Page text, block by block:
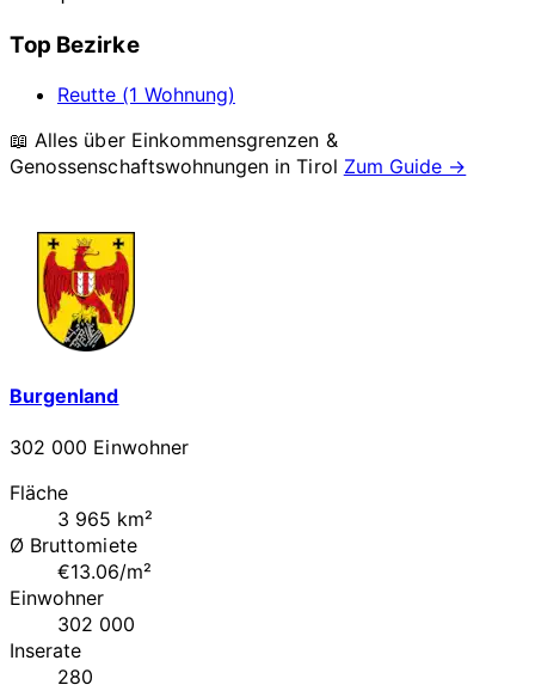
Top Bezirke
Reutte (1 Wohnung)
📖 Alles über Einkommensgrenzen &
Genossenschaftswohnungen inTirol Zum Guide →
Burgenland
302 000 Einwohner
Fläche
3 965 km²
Ø Bruttomiete
€13.06/m²
Einwohner
302 000
Inserate
280